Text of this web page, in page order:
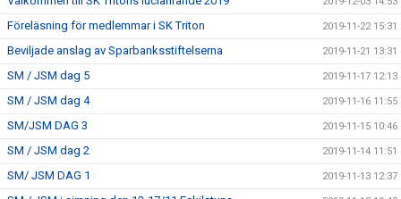
Föreläsning för medlemmar i SK Triton 2019-11-22 15:31
Beviljade anslag av Sparbanksstiftelserna 2019-11-21 13:31
SM / JSM dag 5 2019-11-17 12:13
SM / JSM dag 4 2019-11-16 11:55
SM/JSM DAG 3 2019-11-15 10:46
SM / JSM dag 2 2019-11-14 11:51
SM/ JSM DAG 1 2019-11-13 12:37